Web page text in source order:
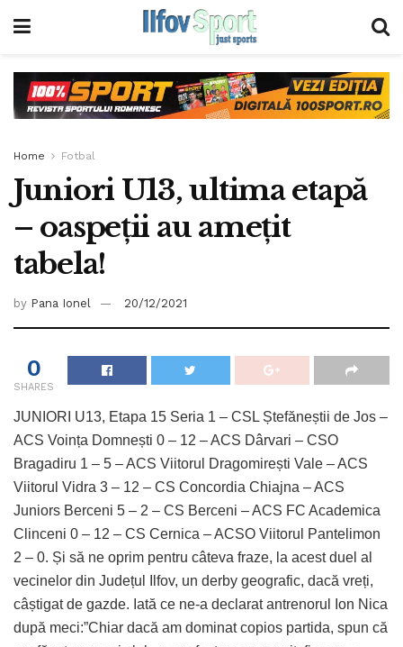
Home Fotbal
Juniori U13, ultima etapă
– oaspeții au amețit
tabela!
by Pana Ionel 20/12/2021
0
SHARES
JUNIORI U13, Etapa 15 Seria 1 – CSL Ștefăneștii de Jos –
ACS Voința Domnești 0 – 12 – ACS Dârvari – CSO
Bragadiru 1 – 5 – ACS Viitorul Dragomirești Vale – ACS
Viitorul Vidra 3 – 12 – CS Concordia Chiajna – ACS
Juniors Berceni 5 – 2 – CS Berceni – ACS FC Academica
Clinceni 0 – 12 – CS Cernica – ACSO Viitorul Pantelimon
2 – 0. Și să ne oprim pentru câteva fraze, la acest duel al
vecinelor din Județul Ilfov, un derby geografic, dacă vreți,
câștigat de gazde. Iată ce ne-a declarat antrenorul Ion Nica
după meci:”Chiar dacă am dominat copios partida, spun că